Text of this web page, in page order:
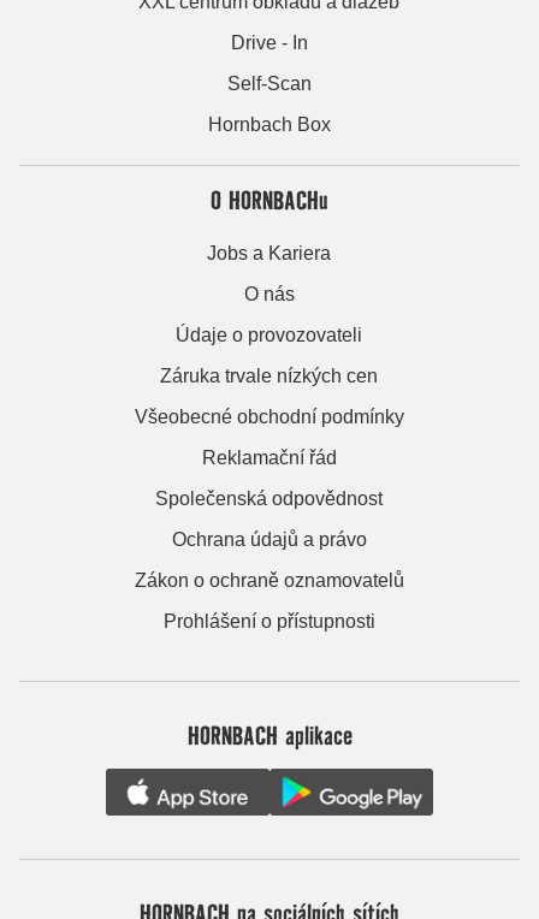
Drive - In
Self-Scan
Hornbach Box
O HORNBACHu
Jobs a Kariera
O nás
Údaje o provozovateli
Záruka trvale nízkých cen
Všeobecné obchodní podmínky
Reklamační řád
Společenská odpovědnost
Ochrana údajů a právo
Zákon o ochraně oznamovatelů
Prohlášení o přístupnosti
HORNBACH aplikace